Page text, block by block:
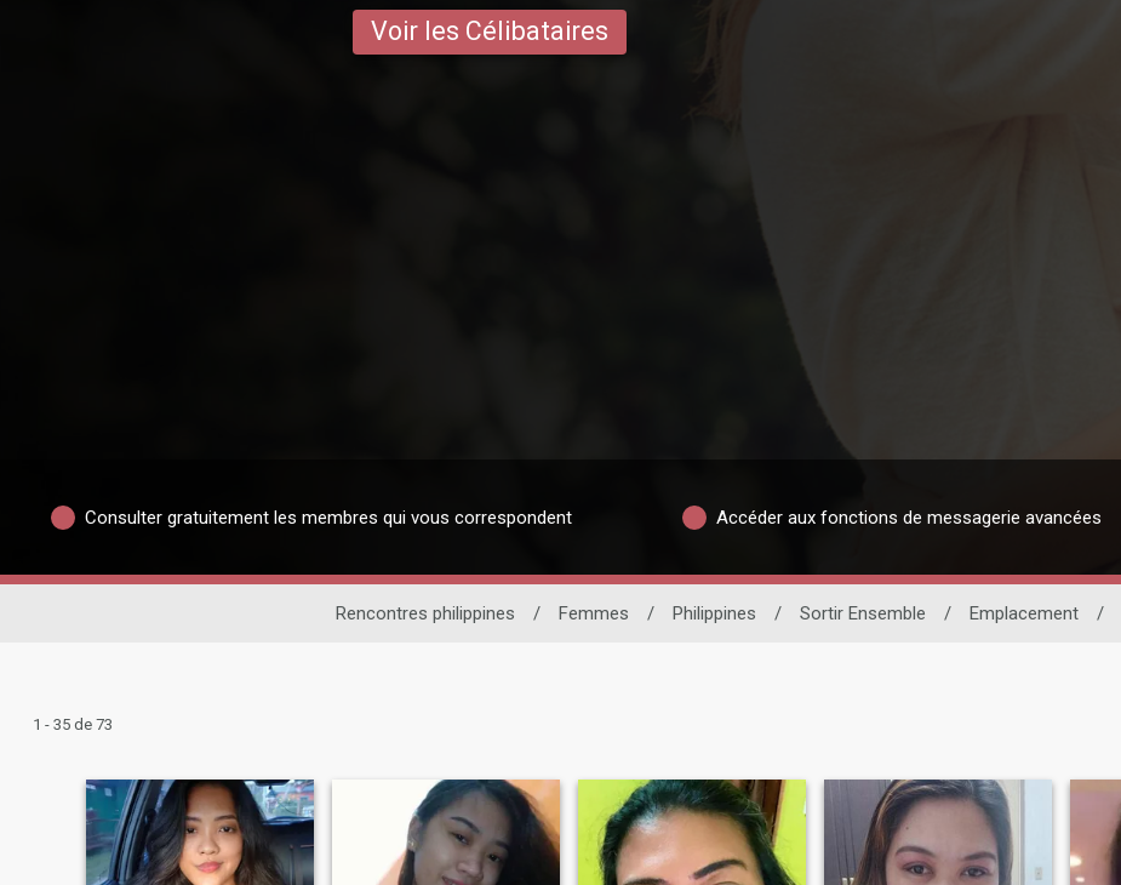
Voir les Célibataires
Consulter gratuitement les membres qui vous correspondent Accéder aux fonctions de messagerie avancées
Rencontres philippines / Femmes / Philippines / Sortir Ensemble / Emplacement /
1 - 35 de 73